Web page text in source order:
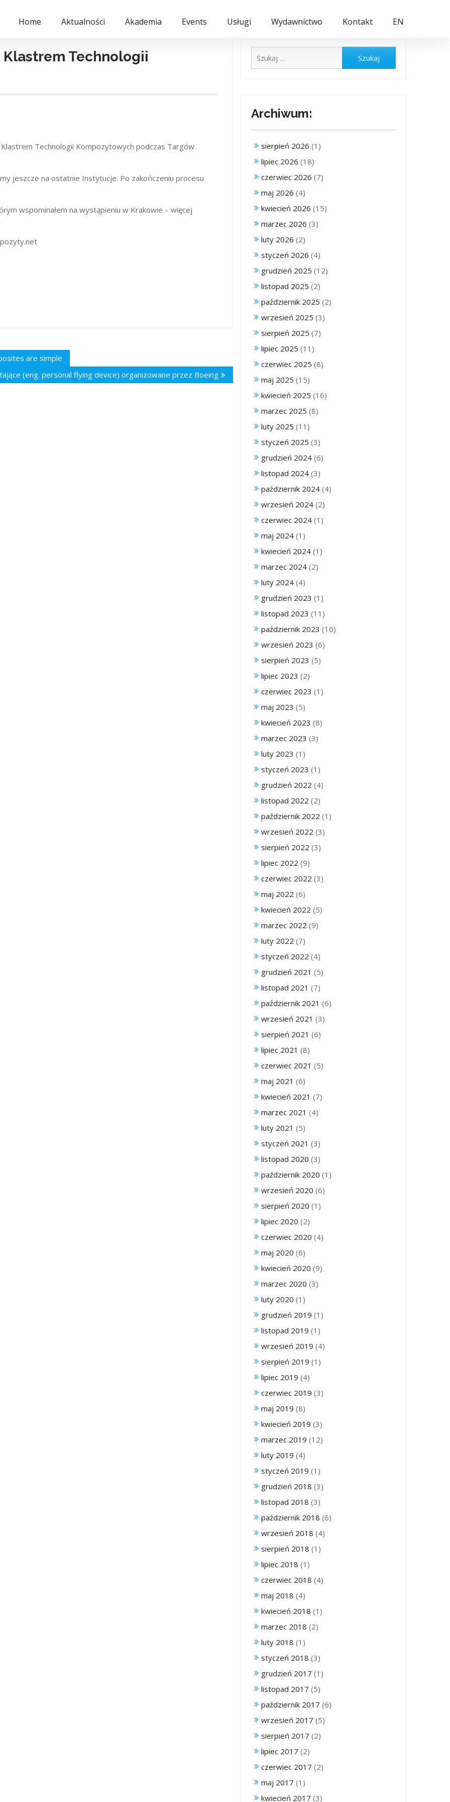
Home Aktualności Akademia Events Usługi Wydawnictwo Kontakt EN
Klastrem Technologii
Technologii Kompozytowych podczas Targów
jeszcze na ostatnie Instytucje. Po zakończeniu procesu
wspominałem na wystąpieniu w Krakowie – więcej
are simple
(eng. personal flying device) organizowane przez Boeing
Archiwum:
sierpień 2026 (1)
lipiec 2026 (18)
czerwiec 2026 (7)
maj 2026 (4)
kwiecień 2026 (15)
marzec 2026 (3)
luty 2026 (2)
styczeń 2026 (4)
grudzień 2025 (12)
listopad 2025 (2)
październik 2025 (2)
wrzesień 2025 (3)
sierpień 2025 (7)
lipiec 2025 (11)
czerwiec 2025 (8)
maj 2025 (15)
kwiecień 2025 (16)
marzec 2025 (8)
luty 2025 (11)
styczeń 2025 (3)
grudzień 2024 (6)
listopad 2024 (3)
październik 2024 (4)
wrzesień 2024 (2)
czerwiec 2024 (1)
maj 2024 (1)
kwiecień 2024 (1)
marzec 2024 (2)
luty 2024 (4)
grudzień 2023 (1)
listopad 2023 (11)
październik 2023 (10)
wrzesień 2023 (6)
sierpień 2023 (5)
lipiec 2023 (2)
czerwiec 2023 (1)
maj 2023 (5)
kwiecień 2023 (8)
marzec 2023 (3)
luty 2023 (1)
styczeń 2023 (1)
grudzień 2022 (4)
listopad 2022 (2)
październik 2022 (1)
wrzesień 2022 (3)
sierpień 2022 (3)
lipiec 2022 (9)
czerwiec 2022 (3)
maj 2022 (6)
kwiecień 2022 (5)
marzec 2022 (9)
luty 2022 (7)
styczeń 2022 (4)
grudzień 2021 (5)
listopad 2021 (7)
październik 2021 (6)
wrzesień 2021 (3)
sierpień 2021 (6)
lipiec 2021 (8)
czerwiec 2021 (5)
maj 2021 (6)
kwiecień 2021 (7)
marzec 2021 (4)
luty 2021 (5)
styczeń 2021 (3)
listopad 2020 (3)
październik 2020 (1)
wrzesień 2020 (6)
sierpień 2020 (1)
lipiec 2020 (2)
czerwiec 2020 (4)
maj 2020 (6)
kwiecień 2020 (9)
marzec 2020 (3)
luty 2020 (1)
grudzień 2019 (1)
listopad 2019 (1)
wrzesień 2019 (4)
sierpień 2019 (1)
lipiec 2019 (4)
czerwiec 2019 (3)
maj 2019 (8)
kwiecień 2019 (3)
marzec 2019 (12)
luty 2019 (4)
styczeń 2019 (1)
grudzień 2018 (3)
listopad 2018 (3)
październik 2018 (6)
wrzesień 2018 (4)
sierpień 2018 (1)
lipiec 2018 (1)
czerwiec 2018 (4)
maj 2018 (4)
kwiecień 2018 (1)
marzec 2018 (2)
luty 2018 (1)
styczeń 2018 (3)
grudzień 2017 (1)
listopad 2017 (5)
październik 2017 (6)
wrzesień 2017 (5)
sierpień 2017 (2)
lipiec 2017 (2)
czerwiec 2017 (2)
maj 2017 (1)
kwiecień 2017 (3)